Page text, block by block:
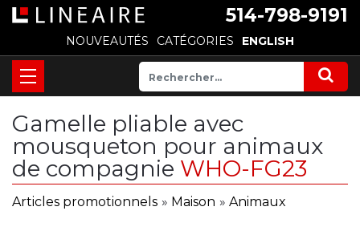
514-798-9191
NOUVEAUTÉS CATÉGORIES ENGLISH
Gamelle pliable avec
mousqueton pour animaux
de compagnie WHO-FG23
Articles promotionnels » Maison » Animaux